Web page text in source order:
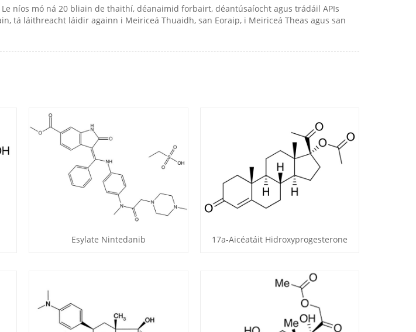
níos mó ná 20 bliain de thaithí, déanaimid forbairt, déantúsaíocht agus trádáil APIs
tá láithreacht láidir againn i Meiriceá Thuaidh, san Eoraip, i Meiriceá Theas agus san
Esylate Nintedanib 17a-Aicéatáit Hidroxyprogesterone